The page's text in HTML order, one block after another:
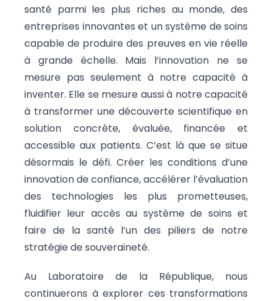
santé parmi les plus riches au monde, des
entreprises innovantes et un système de soins
capable de produire des preuves en vie réelle
à grande échelle. Mais l’innovation ne se
mesure pas seulement à notre capacité à
inventer. Elle se mesure aussi à notre capacité
à transformer une découverte scientifique en
solution concrète, évaluée, financée et
accessible aux patients. C’est là que se situe
désormais le défi. Créer les conditions d’une
innovation de confiance, accélérer l’évaluation
des technologies les plus prometteuses,
fluidifier leur accès au système de soins et
faire de la santé l’un des piliers de notre
stratégie de souveraineté.
Au Laboratoire de la République, nous
continuerons à explorer ces transformations